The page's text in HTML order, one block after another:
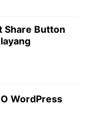
Share Button
WordPress